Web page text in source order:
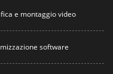
e montaggio video
software